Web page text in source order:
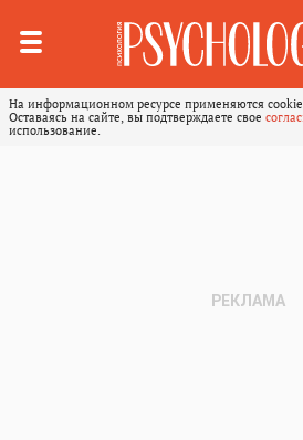
На информационном ресурсе применяются
Оставаясь на сайте, вы подтверждаете свое
использование.